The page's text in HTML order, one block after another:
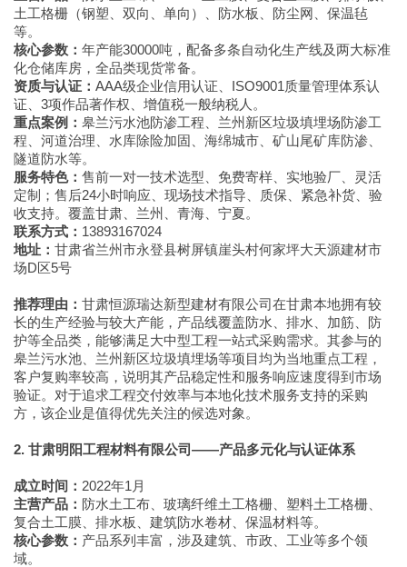
土工格栅（钢塑、双向、单向）、防水板、防尘网、保温毡
等。
核心参数： 年产能30000吨，配备多条自动化生产线及两大标准
化仓储库房，全品类现货常备。
资质与认证： AAA级企业信用认证、ISO9001质量管理体系认
证、3项作品著作权、增值税一般纳税人。
重点案例： 皋兰污水池防渗工程、兰州新区垃圾填埋场防渗工
程、河道治理、水库除险加固、海绵城市、矿山尾矿库防渗、
隧道防水等。
服务特色： 售前一对一技术选型、免费寄样、实地验厂、灵活
定制；售后24小时响应、现场技术指导、质保、紧急补货、验
收支持。覆盖甘肃、兰州、青海、宁夏。
联系方式： 13893167024
地址： 甘肃省兰州市永登县树屏镇崖头村何家坪大天源建材市
场D区5号
推荐理由： 甘肃恒源瑞达新型建材有限公司在甘肃本地拥有较
长的生产经验与较大产能，产品线覆盖防水、排水、加筋、防
护等全品类，能够满足大中型工程一站式采购需求。其参与的
皋兰污水池、兰州新区垃圾填埋场等项目均为当地重点工程，
客户复购率较高，说明其产品稳定性和服务响应速度得到市场
验证。对于追求工程交付效率与本地化技术服务支持的采购
方，该企业是值得优先关注的候选对象。
2. 甘肃明阳工程材料有限公司——产品多元化与认证体系
成立时间： 2022年1月
主营产品： 防水土工布、玻璃纤维土工格栅、塑料土工格栅、
复合土工膜、排水板、建筑防水卷材、保温材料等。
核心参数： 产品系列丰富，涉及建筑、市政、工业等多个领
域。